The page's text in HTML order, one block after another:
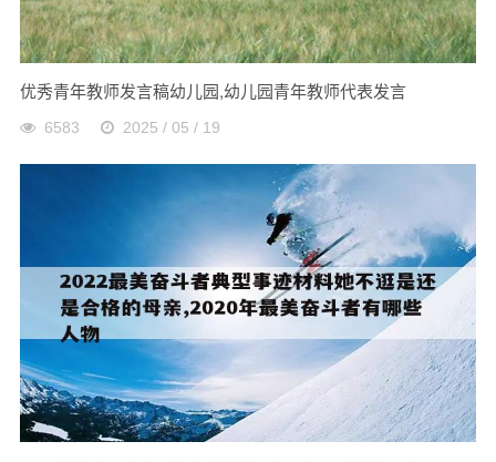
优秀青年教师发言稿幼儿园,幼儿园青年教师代表发言
6583 2025 / 05 / 19